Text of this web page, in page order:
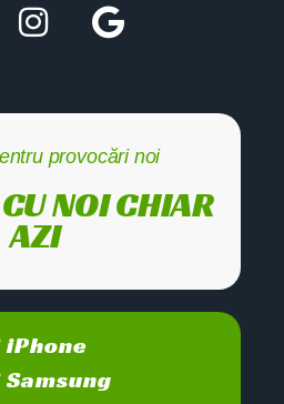
provocări noi
NOI CHIAR
AZI